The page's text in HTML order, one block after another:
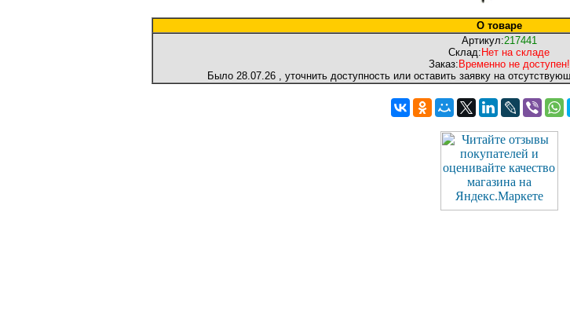
О товаре
Артикул:217441
Склад: Нет на складе
Заказ: Временно не доступен!
Было 28.07.26 , уточнить доступность или оставить заявку на